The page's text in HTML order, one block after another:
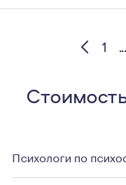
1 ...
Психологи по